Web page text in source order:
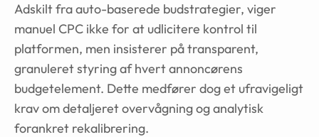
Adskilt fra auto-baserede budstrategier, viger
manuel CPC ikke for at udlicitere kontrol til
platformen, men insisterer på transparent,
granuleret styring af hvert annoncørens
budgetelement. Dette medfører dog et ufravigeligt
krav om detaljeret overvågning og analytisk
forankret rekalibrering.